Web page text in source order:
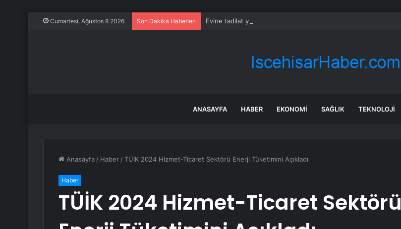
Cumartesi, Ağustos 8 2026 Son Dakika Haberleri Evine tadilat yapan çift, gizli bölmede deste deste para buldu
ANASAYFA HABER EKONOMI SAĞLIK TEKNOLOJI
Anasayfa / Haber /TÜİK 2024 Hizmet-Ticaret Sektörü Enerji Tüketimini Açıkladı
Haber
TÜİK 2024 Hizmet-Ticaret Sektörü